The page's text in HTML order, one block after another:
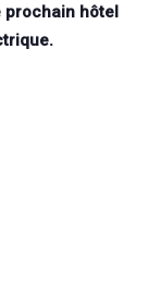
prochain hôtel